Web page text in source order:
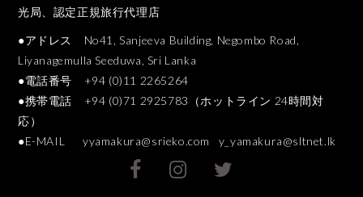
光局、認定正規旅行代理店
●アドレス No41, Sanjeeva Building, Negombo Road,
Liyanagemulla Seeduwa, Sri Lanka
●電話番号 +94 (0)11 2265264
●携帯電話 +94 (0)71 2925783（ホットライン 24時間対
応）
●E-MAIL yyamakura@srieko.com y_yamakura@sltnet.lk